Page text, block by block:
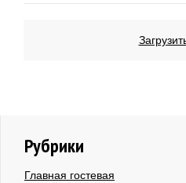
Рубрики
Главная гостевая